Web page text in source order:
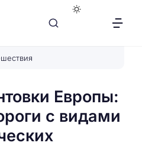
Европы:
с видами